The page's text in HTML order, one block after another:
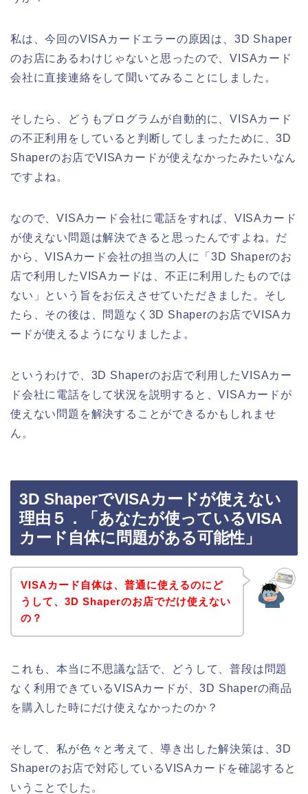
私は、今回のVISAカードエラーの原因は、3D Shaper
のお店にあるわけじゃないと思ったので、VISAカード
会社に直接連絡をして聞いてみることにしました。
そしたら、どうもプログラムが自動的に、VISAカード
の不正利用をしていると判断してしまったために、3D
Shaperのお店でVISAカードが使えなかったみたいなん
ですよね。
なので、VISAカード会社に電話をすれば、VISAカード
が使えない問題は解決できると思ったんですよね。だ
から、VISAカード会社の担当の人に「3D Shaperのお
店で利用したVISAカードは、不正に利用したものでは
ない」という旨をお伝えさせていただきました。そし
たら、その後は、問題なく3D Shaperのお店でVISAカ
ードが使えるようになりましたよ。
というわけで、3D Shaperのお店で利用したVISAカー
ド会社に電話をして状況を説明すると、VISAカードが
使えない問題を解決することができるかもしれませ
ん。
3D ShaperでVISAカードが使えない
理由５．「あなたが使っているVISA
カード自体に問題がある可能性」
VISAカード自体は、普通に使えるのにど
うして、3D Shaperのお店でだけ使えない
の？
これも、本当に不思議な話で、どうして、普段は問題
なく利用できているVISAカードが、3D Shaperの商品
を購入した時にだけ使えなかったのか？
そして、私が色々と考えて、導き出した解決策は、3D
Shaperのお店で対応しているVISAカードを確認すると
いうことでした。